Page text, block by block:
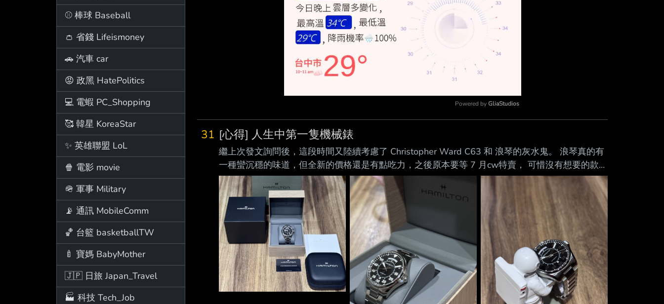
⚾ 棒球 Baseball
👛 省錢 Lifeismoney
🚗 汽車 car
😡 政黑 HatePolitics
💻 電蝦 PC_Shopping
🥰 韓星 KoreaStar
✨ 英雄聯盟 LoL
🍿 電影 movie
🪖 軍事 Military
📡 通訊 MobileComm
🏀 台籃 basketballTW
🍼 寶媽 BabyMother
🇯🇵 日旅 Japan_Travel
🏭 科技 Tech_Job
Powered by GliaStudios
31 [心得] 人生中第一隻機械錶
繼上次發文詢問後，這段時間又陸續考慮了 Christopher Ward C63 和 浪琴的灰水鬼。 浪琴真的有
一種蠻沉穩的味道，但全新的價格還是有點吃力，之後原本要等 7 月cw特賣， 可惜沒有想要的款
式。 就在這樣反覆猶豫了一陣子後，最後選了Hamilton星際效應的cooper 前前後後跑去店裡試戴了
好幾次，也考慮了大家比較常買的墨菲但感覺上有點過於復古。 而最後讓我決定帶它回家的，不只
是星際效應裡 Cooper 的故事，也不是規格，而是它實際 戴在手上的感覺。 照片真的很難完全呈
現，它的立體時標在